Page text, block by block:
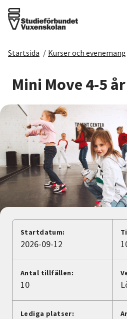
För dig som
Sök kurser och
Om SV
Starta studiecirkel
Cirkelledare
Nyheter
Avdelningar
Lyssna
Startsida / Kurser och evenemang
Mini Move 4-5 år
Startdatum:
2026-09-12
Antal tillfällen:
10
Lediga platser: